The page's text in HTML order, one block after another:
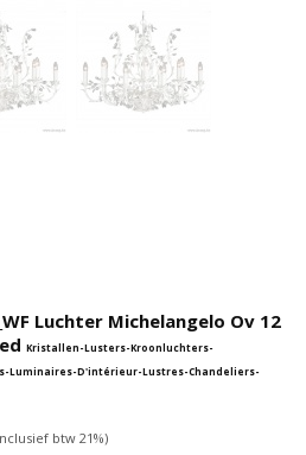
Luchter Michelangelo Ov 12
Kristallen-Lusters-Kroonluchters-
Luminaires-D'intérieur-Lustres-Chandeliers-
btw 21%)